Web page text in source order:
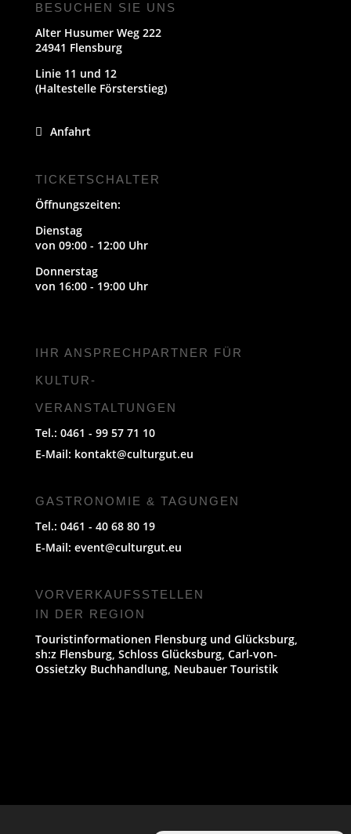
BESUCHEN SIE UNS
Alter Husumer Weg 222
24941 Flensburg
Linie 11 und 12
(Haltestelle Försterstieg)
Anfahrt
TICKETSCHALTER
Öffnungszeiten:
Dienstag
von 09:00 - 12:00 Uhr
Donnerstag
von 16:00 - 19:00 Uhr
IHR ANSPRECHPARTNER FÜR
KULTUR-
VERANSTALTUNGEN
Tel.: 0461 - 99 57 71 10
E-Mail: kontakt@culturgut.eu
GASTRONOMIE & TAGUNGEN
Tel.: 0461 - 40 68 80 19
E-Mail: event@culturgut.eu
VORVERKAUFS­STELLEN
IN DER REGION
Touristinformationen Flensburg und Glücksburg,
sh:z Flensburg, Schloss Glücksburg, Carl-von-
Ossietzky Buchhandlung, Neubauer Touristik